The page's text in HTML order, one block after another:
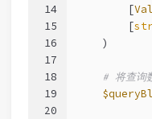
14
15
16
17
18
19
20
        [
        [
    )
# 将查询